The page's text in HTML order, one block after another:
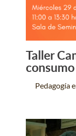
Taller
Pedagogía